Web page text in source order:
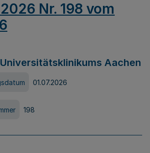
Nr. 198 vom
Aachen
01.07.2026
198